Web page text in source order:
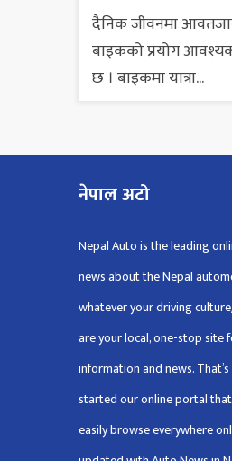
दैनिक जीवनमा
बाइकको प्रयोग
छ । बाइकमा यात्रा...
नेपाल अटो
Nepal Auto is the leading
news about the Nepal
whatever your driving
are your local, one-stop site
information and news. That’s
started our online portal
easily browse everywhere